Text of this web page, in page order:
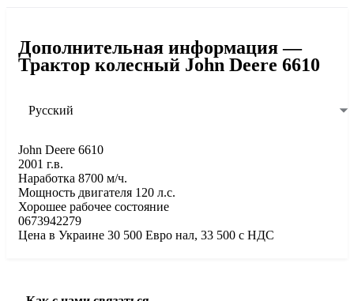
Дополнительная информация —
Трактор колесный John Deere 6610
Русский
John Deere 6610
2001 г.в.
Наработка 8700 м/ч.
Мощность двигателя 120 л.с.
Хорошее рабочее состояние
0673942279
Цена в Украине 30 500 Евро нал, 33 500 с НДС